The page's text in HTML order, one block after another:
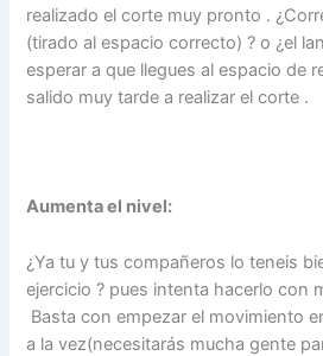
realizado el corte muy pronto .
(tirado al espacio correcto) ? o ¿el
esperar a que llegues al espacio de
salido muy tarde a realizar el corte .
Aumenta el nivel:
¿Ya tu y tus compañeros lo teneis
ejercicio ? pues intenta hacerlo con
Basta con empezar el movimiento
a la vez(necesitarás mucha gente